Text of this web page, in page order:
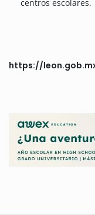
centros escolares.
https://